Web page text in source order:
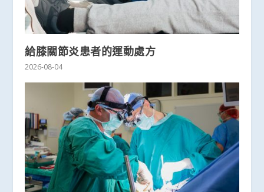
給膝關節炎患者的運動處方
2026-08-04